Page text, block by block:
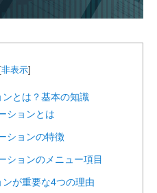
非表示]
とは？基本の知識
ションとは
ションの特徴
ションのメニュー項目
が重要な4つの理由